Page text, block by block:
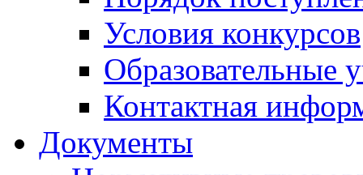
Условия конкурсов
Образовательные
Контактная
Документы